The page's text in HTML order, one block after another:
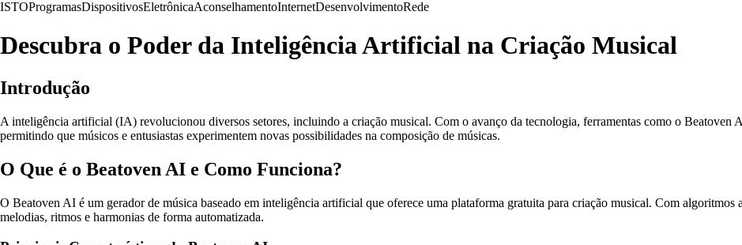
ISTOProgramasDispositivosEletrônicaAconselhamentoInternetDesenvolvimentoRede
Descubra o Poder da Inteligência Artificial na Criação Musical
Introdução
A inteligência artificial (IA) revolucionou diversos setores, incluindo a criação musical. Com o avanço da tecnologia, ferramentas como o Beatoven
permitindo que músicos e entusiastas experimentem novas possibilidades na composição de músicas.
O Que é o Beatoven AI e Como Funciona?
O Beatoven AI é um gerador de música baseado em inteligência artificial que oferece uma plataforma gratuita para criação musical. Com algoritmos
melodias, ritmos e harmonias de forma automatizada.